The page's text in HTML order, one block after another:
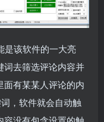
是该软件的一大亮
词去筛选评论内容并
面有某某人评论的内
，软件就会自动触